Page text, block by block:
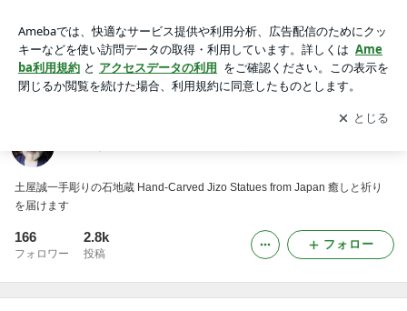
アプリをダウンロードして ブログの更新通知
を受け取りまし
ょう。
開く
土屋誠一手彫りの石地蔵 Hand-Carved Jizo Statues from Japan 癒しと祈り
を届けます
166
フォロワー
2.8k
投稿
フォロー